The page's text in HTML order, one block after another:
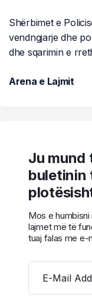
Shërbimet e
vendngjarje dhe
dhe sqarimin e
Arena e Lajmit
Ju mund
buletinin
Mos e
lajmet më të
tuaj falas me e-
E-Mail